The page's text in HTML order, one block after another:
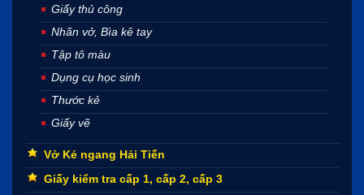
Giấy thủ công
Nhãn vở, Bìa kê tay
Tập tô màu
Dụng cụ học sinh
Thước kẻ
Giấy vẽ
Vở Kẻ ngang Hải Tiến
Giấy kiểm tra cấp 1, cấp 2, cấp 3